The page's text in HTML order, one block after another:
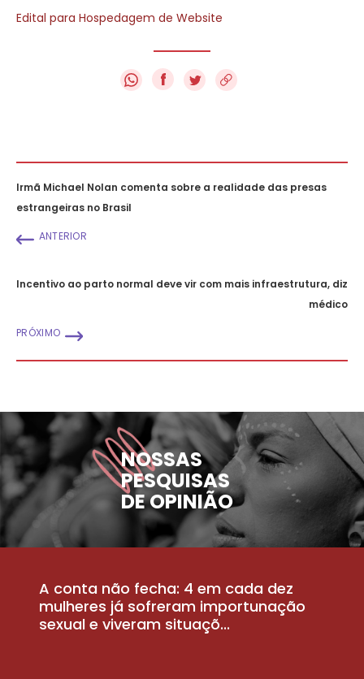
Edital para Hospedagem de Website
f
Irmã Michael Nolan comenta sobre a realidade das presas
estrangeiras no Brasil
ANTERIOR
Incentivo ao parto normal deve vir com mais infraestrutura, diz
médico
PRÓXIMO
NOSSAS
PESQUISAS
DE OPINIÃO
A conta não fecha: 4 em cada dez
mulheres já sofreram importunação
sexual e viveram situaçõ...